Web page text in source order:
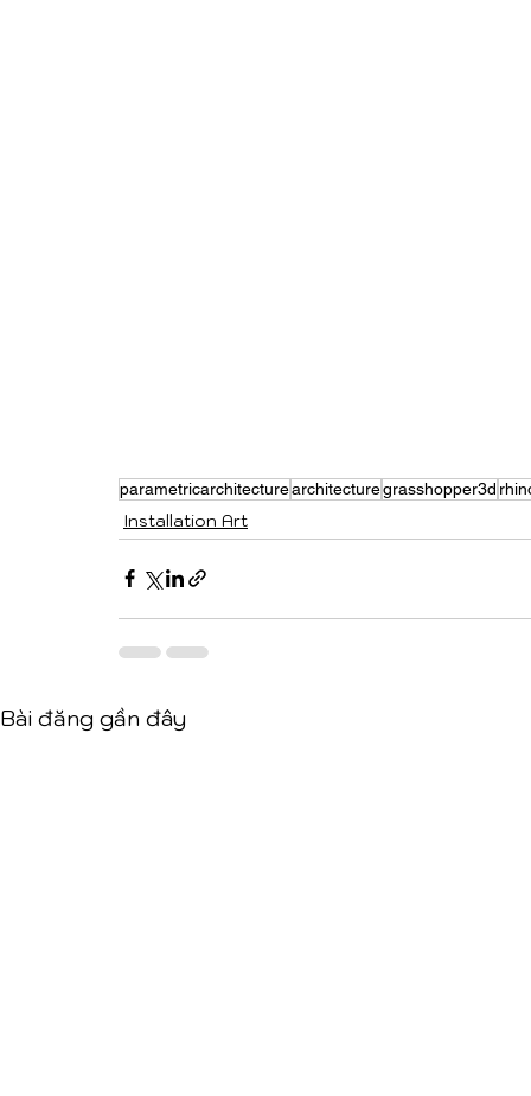
parametricarchitecturearchitecturegrasshopper3d
Installation Art
Bài đăng gần đây